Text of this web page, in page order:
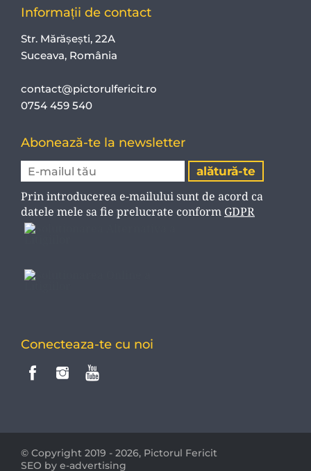
Informații de contact
Str. Mărășești, 22A
Suceava, România
contact@pictorulfericit.ro
0754 459 540
Abonează-te la newsletter
Prin introducerea e-mailului sunt de acord ca
datele mele sa fie prelucrate conform GDPR
Conecteaza-te cu noi
© Copyright 2019 - 2026, Pictorul Fericit
SEO by e-advertising